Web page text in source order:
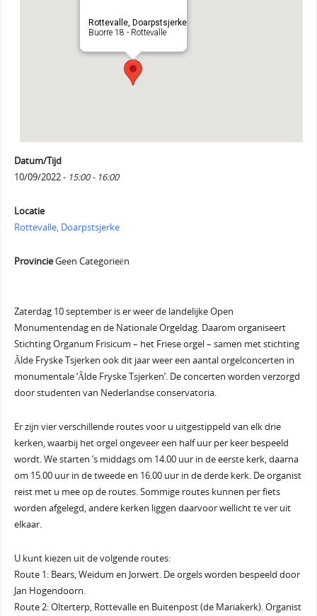
Rottevalle, Doarpstsjerke
Buorre 18 - Rottevalle
Datum/Tijd
10/09/2022 - 15:00 - 16:00
Locatie
Rottevalle, Doarpstsjerke
ProvincieGeen Categorieën
Zaterdag 10 september is er weer de landelijke Open
Monumentendag en de Nationale Orgeldag. Daarom organiseert
Stichting Organum Frisicum – het Friese orgel – samen met stichting
Âlde Fryske Tsjerken ook dit jaar weer een aantal orgelconcerten in
monumentale ‘Âlde Fryske Tsjerken’. De concerten worden verzorgd
door studenten van Nederlandse conservatoria.
Er zijn vier verschillende routes voor u uitgestippeld van elk drie
kerken, waarbij het orgel ongeveer een half uur per keer bespeeld
wordt. We starten ’s middags om 14.00 uur in de eerste kerk, daarna
om 15.00 uur in de tweede en 16.00 uur in de derde kerk. De organist
reist met u mee op de routes. Sommige routes kunnen per fiets
worden afgelegd, andere kerken liggen daarvoor wellicht te ver uit
elkaar.
U kunt kiezen uit de volgende routes:
Route 1: Bears, Weidum en Jorwert. De orgels worden bespeeld door
Jan Hogendoorn.
Route 2: Olterterp, Rottevalle en Buitenpost (de Mariakerk). Organist